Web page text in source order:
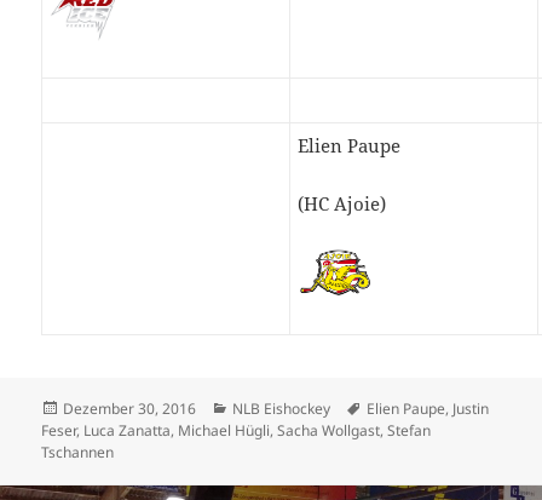
Elien Paupe
(HC Ajoie)
Veröffentlicht
am
Dezember 30, 2016 Kategorien
NLB Eishockey Schlagwörter
Elien Paupe, Justin
Feser, Luca Zanatta, Michael Hügli,Sacha Wollgast,Stefan
Tschannen